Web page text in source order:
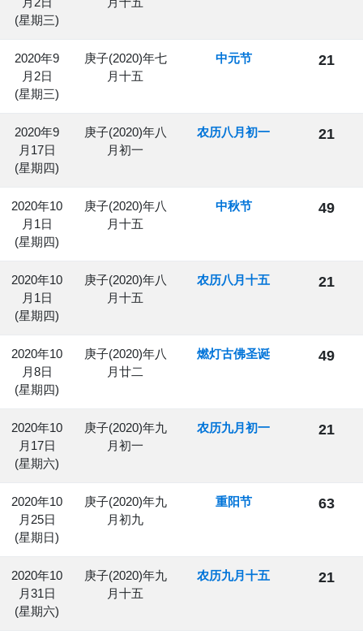
(星期三)
2020年9
月2日
(星期三)
庚子(2020)年七
月十五
中元节 21
2020年9
月17日
(星期四)
庚子(2020)年八
月初一
农历八月初一 21
2020年10
月1日
(星期四)
庚子(2020)年八
月十五
中秋节 49
2020年10
月1日
(星期四)
庚子(2020)年八
月十五
农历八月十五 21
2020年10
月8日
(星期四)
庚子(2020)年八
月廿二
燃灯古佛圣诞 49
2020年10
月17日
(星期六)
庚子(2020)年九
月初一
农历九月初一 21
2020年10
月25日
(星期日)
庚子(2020)年九
月初九
重阳节 63
2020年10
月31日
(星期六)
庚子(2020)年九
月十五
农历九月十五 21